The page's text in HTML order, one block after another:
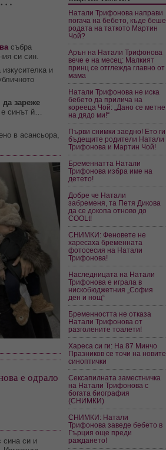
събра
си син.
и
зареже
е синът й…
в асансьора,
е одрало
сина си и
Натали Трифонова направи
погача на бебето, къде беше
родата на таткото Мартин
Чой?
Арън на Натали Трифонова
вече е на месец: Малкият
принц се отглежда главно от
мама
Натали Трифонова не иска
бебето да прилича на
корееца Чой: „Дано се метне
на дядо ми!“
Първи снимки заедно! Ето ги
бъдещите родители Натали
Трифонова и Мартин Чой!
Бременнатта Натали
Трифонова избра име на
детето!
Добре че Натали
забременя, та Петя Дикова
да се докопа отново до
COOLt!
СНИМКИ: Феновете не
харесаха бременната
фотосесия на Натали
Трифонова!
Наследницата на Натали
Трифонова е играла в
нискобюджетния „София
ден и нощ“
Бременността не отказа
Натали Трифонова от
разголените тоалети!
Хареса си ги: На 87 Минчо
Празников се точи на новите
синоптички
Сексапилната заместничка
на Натали Трифонова с
богата биография
(СНИМКИ)
СНИМКИ: Натали
Трифонова заведе бебето в
Гърция още преди
раждането!